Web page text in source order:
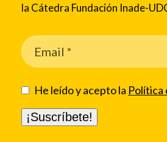
la Cátedra Fundación Inade-
He leído y acepto la Política